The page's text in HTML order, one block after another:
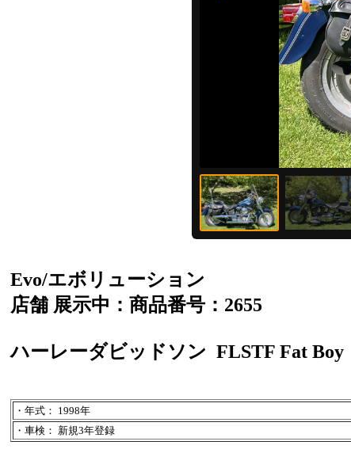
Evo/エボリューション
店舗 展示中：商品番号：2655
ハーレーダビッドソン FLSTF Fat Boy
・年式： 1998年
・車検： 新規3年登録